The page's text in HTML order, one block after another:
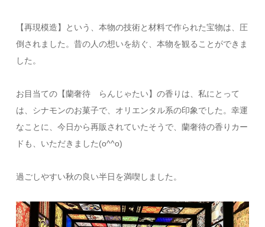
【再現模造】という、本物の技術と材料で作られた宝物は、圧
倒されました。昔の人の想いを紡ぐ、本物を観ることができま
した。
お目当ての【蘭奢待 らんじゃたい】の香りは、私にとって
は、シナモンのお菓子で、オリエンタル系の印象でした。幸運
なことに、今日から再販されていたそうで、蘭奢待の香りカー
ドも、いただきました(o^^o)
過ごしやすい秋の良い半日を満喫しました。